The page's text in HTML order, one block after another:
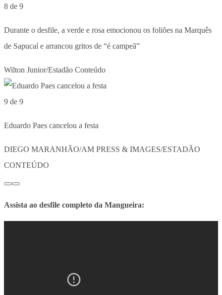
8 de 9
Durante o desfile, a verde e rosa emocionou os foliões na Marquês
de Sapucaí e arrancou gritos de “é campeã”
Wilton Junior/Estadão Conteúdo
9 de 9
Eduardo Paes cancelou a festa
DIEGO MARANHÃO/AM PRESS & IMAGES/ESTADÃO
CONTEÚDO
Assista ao desfile completo da Mangueira: